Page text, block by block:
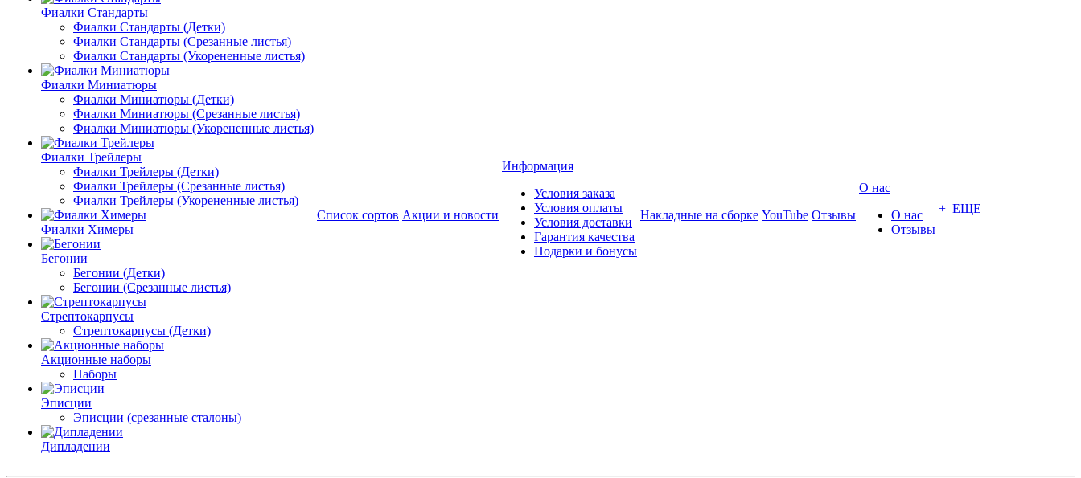
Фиалки Стандарты
Фиалки Стандарты (Детки)
Фиалки Стандарты (Срезанные листья)
Фиалки Стандарты (Укорененные листья)
Фиалки Миниатюры
Фиалки Миниатюры (Детки)
Фиалки Миниатюры (Срезанные листья)
Фиалки Миниатюры (Укорененные листья)
Фиалки Трейлеры
Фиалки Трейлеры (Детки)
Фиалки Трейлеры (Срезанные листья)
Фиалки Трейлеры (Укорененные листья)
Фиалки Химеры
Бегонии
Бегонии (Детки)
Бегонии (Срезанные листья)
Стрептокарпусы
Стрептокарпусы (Детки)
Акционные наборы
Наборы
Эписции
Эписции (срезанные сталоны)
Дипладении
Список сортов Акции и новости
Информация
Условия заказа
Условия оплаты
Условия доставки
Гарантия качества
Подарки и бонусы
Накладные на сборке YouTube Отзывы
О нас
О нас
Отзывы
+ ЕЩЕ